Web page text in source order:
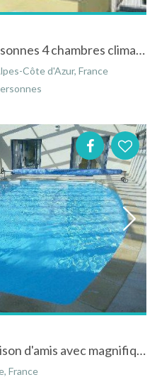
Villa Caromb Ventoux 9 personnes 4 chambres climatisées 2 SDB jardin clos & piscine privée chauffée sécurisée, WiFi
Côte d'Azur, France
Villa d'architecte et une maison d'amis avec magnifique vue sur mer, piscine couverte et chauffée à Erquy en Bretagne
France